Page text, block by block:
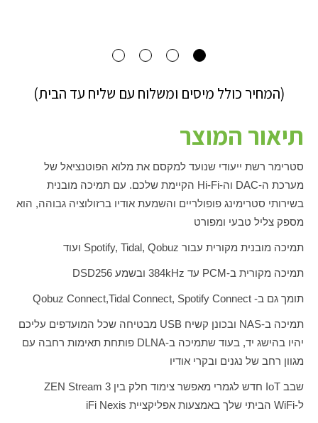
(המחיר כולל מיסים ומשלוח עם שליח עד הבית)
תיאור המוצר
סטרימר רשת ייעודי שנועד למקסם את מלוא הפוטנציאל של
מערכת ה-DAC וה-Hi-Fi הקיימת שלכם. עם תמיכה מובנית
בשירותי סטרימינג פופולריים והשמעת אודיו ברזולוציה גבוהה, הוא
מספק צליל טבעי ומפורט
תמיכה מובנית מקורית עבור Spotify, Tidal, Qobuz ועוד
תמיכה מקורית ב-PCM עד 384kHz ובשמע DSD256
תומך גם ב-
Tidal Connect, Spotify Connect
,
Qobuz Connect
תמיכה ב-NAS ובכונן קשיח USB מבטיחה שכל המועדפים עליכם
יהיו בהישג יד, בעוד שתמיכה ב-DLNA פותחת תאימות רחבה עם
מגוון רחב של נגנים ובקרי אודיו
שבב IoT חדש לגמרי מאפשר צימוד חלק בין ZEN Stream 3
ל-WiFi הביתי שלך באמצעות אפליקציית iFi Nexis